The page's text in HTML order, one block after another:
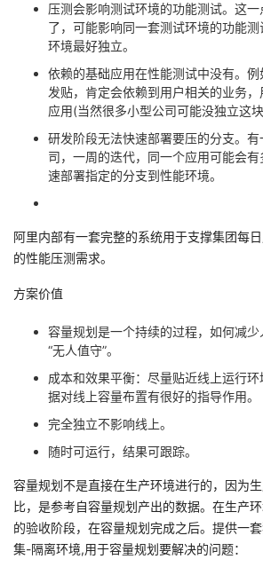
压测会影响测试环境的功能测试。这
了，可能影响同一套测试环境的功能
环境最好独立。
依赖的基础应用在性能测试中没有。
发贴，肯定会依赖到用户相关的业务
应用(当然很多小型公司可能没独立这块
研发阶段无法快速部署要压的分支。
司，一周的迭代，同一个应用可能会
速部署指定的分支到性能环境。
阿里内部有一套完整的系统用于支撑集团每
的性能压测需求。
方案价值
容量规划是一个持续的过程，如何减
“无人值守”。
成本和效果平衡：尽量贴近线上运行
据对线上容量布置有很好的指导作用。
完全独立不影响线上。
随时可运行，结果可跟踪。
容量规划不是直接在生产环境进行的，因为
比，是参考自容量规划产出的数据。在生产
的验收阶段，在容量规划完成之后。提供一
集-隔离环境,用于容量规划要解决的问题：